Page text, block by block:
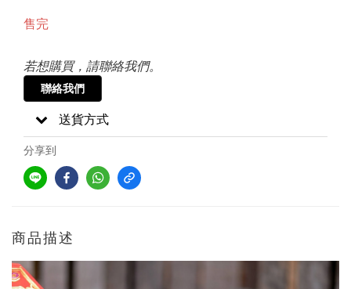
售完
若想購買，請聯絡我們。
聯絡我們
送貨方式
分享到
商品描述